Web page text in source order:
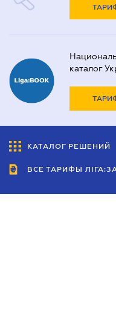
каталог
КАТАЛОГ РЕШЕНИЙ
ВСЕ ТАРИФЫ